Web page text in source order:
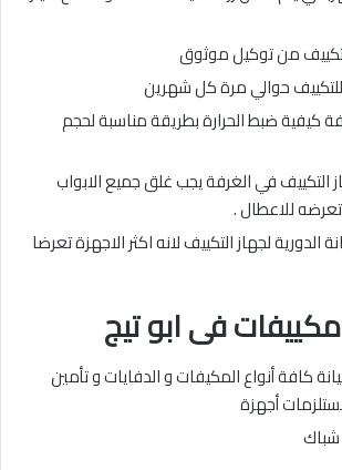
من توكيل موثوق
للتكييف حوالي مرة كل شهرين
كيفية ضبط الحرارة بطريقة مناسبة لحجم
التكييف في الغرفة يجب غلق جميع الابواب
للاعطال .
الدورية لجهاز التكييف لانه اكثر الاجهزة تعرضا
فى ابو تيج
كافة أنواع المكيفات و الدفايات و تأمين
أجهزة